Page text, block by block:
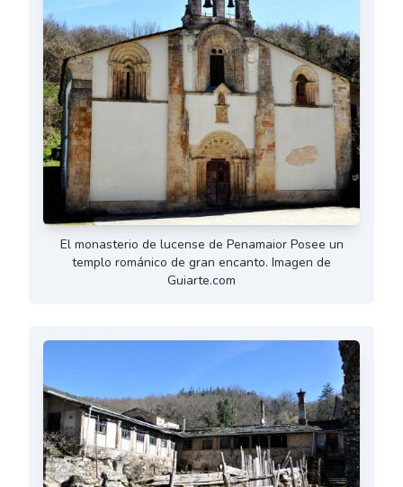
El monasterio de lucense de Penamaior Posee un
templo románico de gran encanto. Imagen de
Guiarte.com